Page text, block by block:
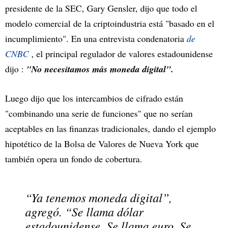
presidente de la SEC, Gary Gensler, dijo que todo el
modelo comercial de la criptoindustria está "basado en el
incumplimiento". En una entrevista condenatoria de
CNBC, el principal regulador de valores estadounidense
dijo : "No necesitamos más moneda digital".
Luego dijo que los intercambios de cifrado están
"combinando una serie de funciones" que no serían
aceptables en las finanzas tradicionales, dando el ejemplo
hipotético de la Bolsa de Valores de Nueva York que
también opera un fondo de cobertura.
“Ya tenemos moneda digital”,
agregó. “Se llama dólar